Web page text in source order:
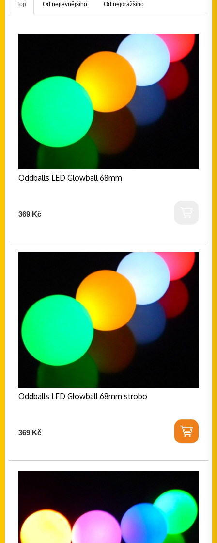
Top Od nejlevnějšího Od nejdražšího
Oddballs LED Glowball 68mm
369 Kč
Oddballs LED Glowball 68mm strobo
369 Kč